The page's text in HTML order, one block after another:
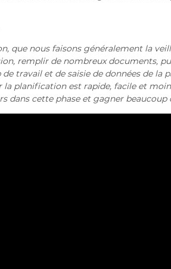
que nous faisons généralement la
remplir de nombreux documents,
travail et de saisie de données de la
la planification est rapide, facile et
dans cette phase et gagner beaucoup